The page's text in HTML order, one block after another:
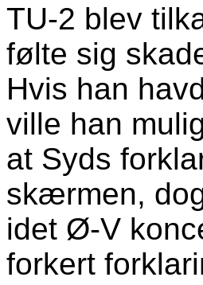
TU-2 blev
følte sig
Hvis han
ville han
at Syds
skærmen,
idet Ø-V
forkert